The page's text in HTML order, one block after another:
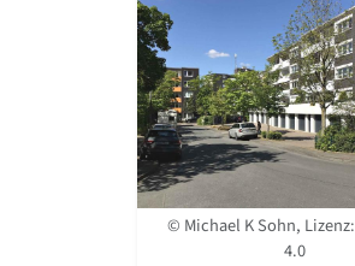
© Michael K Sohn, Lizenz:
4.0